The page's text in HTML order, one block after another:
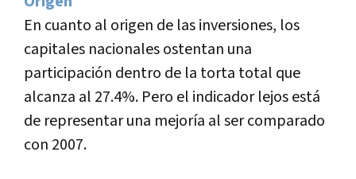
En cuanto al origen de las inversiones, los
capitales nacionales ostentan una
participación dentro de la torta total que
alcanza al 27.4%. Pero el indicador lejos está
de representar una mejorí­a al ser comparado
con 2007.